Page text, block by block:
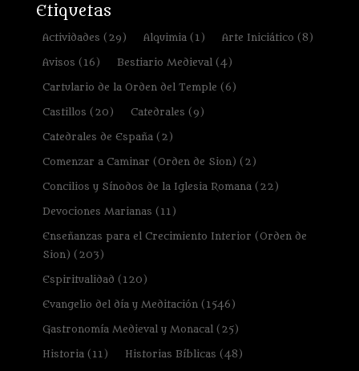
Etiquetas
Actividades (29) Alquimia(1) Arte Iniciático (8)
Avisos (16) Bestiario Medieval(4)
Cartulario de la Orden del Temple (6)
Castillos (20) Catedrales (9)
Catedrales de España(2)
Comenzar a Caminar (Orden de Sion) (2)
Concilios y Sínodos de la Iglesia Romana(22)
Devociones Marianas (11)
Enseñanzas para el Crecimiento Interior (Orden de
Sion) (203)
Espiritualidad (120)
Evangelio del día y Meditación(1546)
Gastronomía Medieval y Monacal(25)
Historia(11) Historias Bíblicas (48)